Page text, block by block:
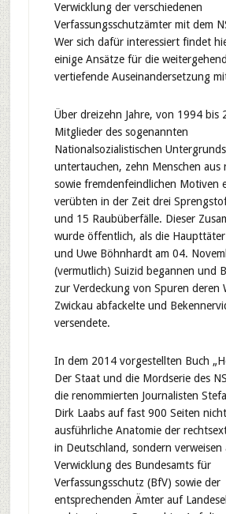
Verwicklung der verschiedenen
Verfassungsschutzämter mit dem
Wer sich dafür interessiert findet
einige Ansätze für die
vertiefende Auseinandersetzung
Über dreizehn Jahre, von 1994 bis
Mitglieder des sogenannten
Nationalsozialistischen
untertauchen, zehn Menschen aus
sowie fremdenfeindlichen Motiven
verübten in der Zeit drei
und 15 Raubüberfälle. Dieser
wurde öffentlich, als die
und Uwe Böhnhardt am 04.
(vermutlich) Suizid begannen und
zur Verdeckung von Spuren deren
Zwickau abfackelte und
versendete.
In dem 2014 vorgestellten Buch
Der Staat und die Mordserie des
die renommierten Journalisten
Dirk Laabs auf fast 900 Seiten
ausführliche Anatomie der
in Deutschland, sondern verweisen
Verwicklung des Bundesamts für
Verfassungsschutz (BfV) sowie der
entsprechenden Ämter auf